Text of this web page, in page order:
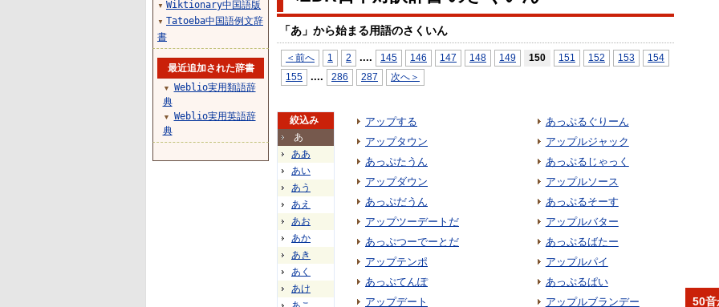
「あ」から始まる用語のさくいん
＜前へ 1 2 .... 145 146 147 148 149 150 151 152 153
154
155
.... 286 287 次へ＞
絞込み
あ
ああ
あい
あう
あえ
あお
あか
あき
あく
あけ
アップする
アップタウン
あっぷたうん
アップダウン
あっぷだうん
アップツーデートだ
あっぷつーでーとだ
アップテンポ
あっぷてんぽ
アップデート
あっぷるぐりーん
アップルジャック
あっぷるじゃっく
アップルソース
あっぷるそーす
アップルバター
あっぷるばたー
アップルパイ
あっぷるぱい
アップルブランデー
▼ Wiktionary中国語版
▼ Tatoeba中国語例文辞
書
最近追加された辞書
▼
Weblio実用類語辞
典
▼
Weblio実用英語辞
典
50音